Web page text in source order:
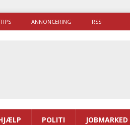
ANNONCERING RSS
POLITI JOBMARKED